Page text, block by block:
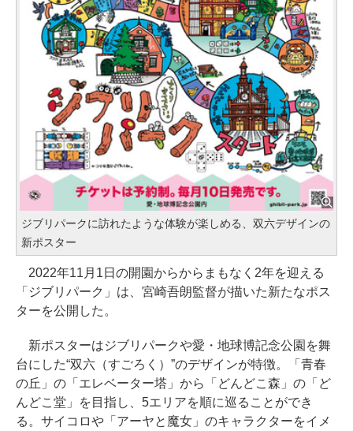
ジブリパークに訪れたような体験が楽しめる、双六デザインの
新ポスター
2022年11月1日の開園からからまもなく2年を迎える
「ジブリパーク」は、宮崎吾朗監督が描いた新たなポス
ターを公開した。
新ポスターはジブリパークや愛・地球博記念公園を舞
台にした“双六（すごろく）”のデザインが特徴。「青春
の丘」の「エレベーター塔」から「どんどこ森」の「ど
んどこ堂」を目指し、5エリアを順に巡ることができ
る。サイコロや「アーヤと魔女」のキャラクターをイメ